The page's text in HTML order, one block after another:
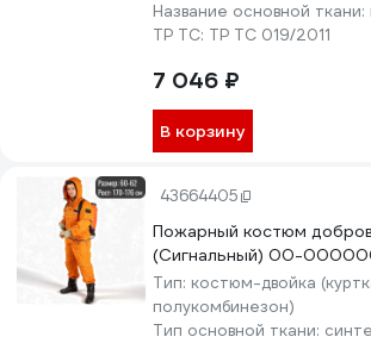
Название основной ткани:
ТР ТС: ТР ТС 019/2011
7 046 ₽
В корзину
43664405
Пожарный костюм
(Сигнальный) 00-
Тип: костюм-двойка
полукомбинезон)
Тип основной ткани: